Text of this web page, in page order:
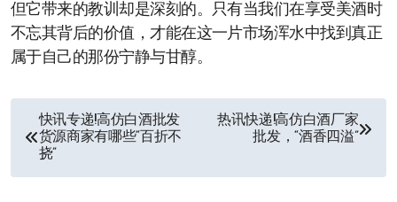
但它带来的教训却是深刻的。只有当我们在享受美酒时
不忘其背后的价值，才能在这一片市场浑水中找到真正
属于自己的那份宁静与甘醇。
快讯专递!高仿白酒批发
货源商家有哪些“百折不
挠”
热讯快递!高仿白酒厂家
批发，“酒香四溢”